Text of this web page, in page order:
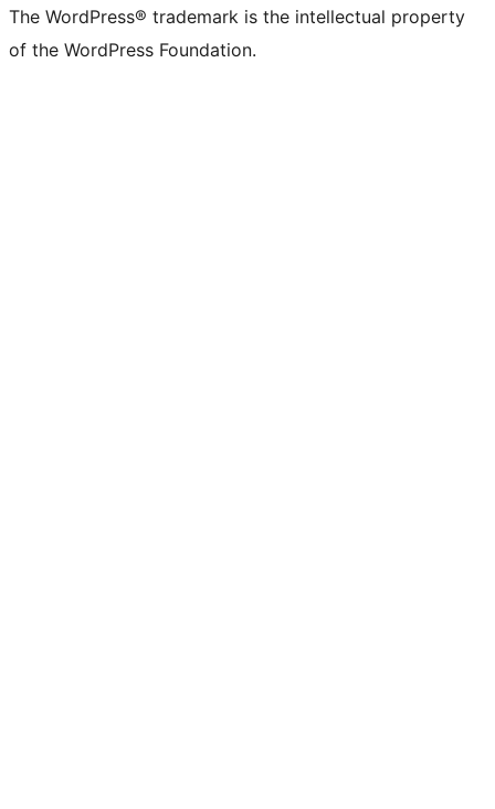
The WordPress® trademark is the intellectual property
of the WordPress Foundation.